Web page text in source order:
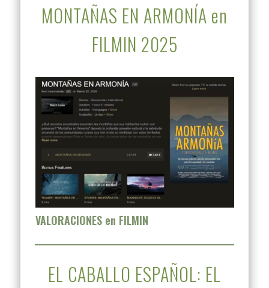
MONTAÑAS EN ARMONÍA en
FILMIN 2025
VALORACIONES en FILMIN
EL CABALLO ESPAÑOL: EL